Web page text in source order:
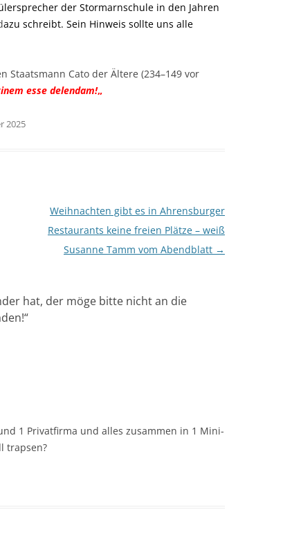
der Stormarnschule in den Jahren
azu schreibt. Sein Hinweis sollte uns alle
Staatsmann Cato der Ältere (234–149 vor
esse delendam!„
2025
Weihnachten gibt es in Ahrensburger
Restaurants keine freien Plätze – weiß
Susanne Tamm vom Abendblatt →
hat, der möge bitte nicht an die
“
1 Privatfirma und alles zusammen in 1 Mini-
trapsen?